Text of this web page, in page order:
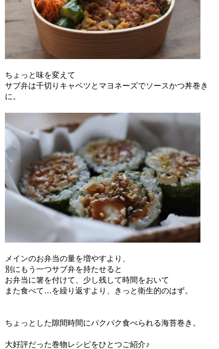
ちょっと味を変えて
サブ弁は千切りキャベツとマヨネーズでソースかつ丼巻き
に。
メインのお弁当の量を増やすより、
別にもう一つサブ弁を持たせると
お弁当に箸を付けて、少し残して時間をおいて
また食べて…を繰り返すより、きっと衛生的のはず。
ちょっとした隙間時間にパクパク食べられる海苔巻き。
大好評だった巻物レシピをひとつご紹介♪